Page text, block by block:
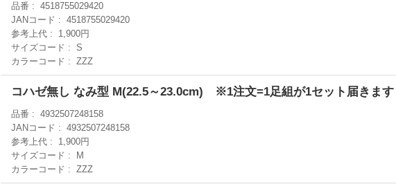
品番
4518755029420
JANコード
4518755029420
参考上代
1,900円
サイズコード
S
カラーコード
ZZZ
コハゼ無し なみ型 M(22.5～23.0cm) ※1注文=1足組が1セット届きます
品番
4932507248158
JANコード
4932507248158
参考上代
1,900円
サイズコード
M
カラーコード
ZZZ